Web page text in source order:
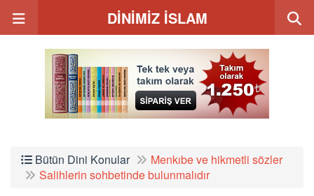
DİNİMİZ İSLAM
Bütün Dini Konular
Menkıbe ve hikmetli sözler
Salihlerin sohbetinde bulunmalıdır